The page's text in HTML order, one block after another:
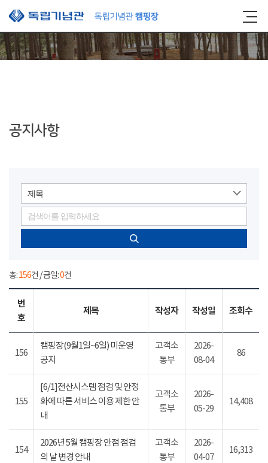
본문 바로가기
공지사항
제목
총:156건 / 금일:0건
번
호
제목 작성자 작성일 조회수
156
캠핑장(9월1일~6일) 미운영
공지
고객소
통부
2026-
08-04
86
155
[6/1]전산시스템 점검 및 안정
화에 따른 서비스 이용 제한 안
내
고객소
통부
2026-
05-29
14,408
154
2026년 5월 캠핑장 안점 점검
의 날 변경 안내
고객소
통부
2026-
04-07
16,313